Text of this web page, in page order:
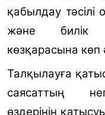
қабылдау тәсілі
және билік
көзқарасына көп
Талқылауға
саясаттың
өздерінің